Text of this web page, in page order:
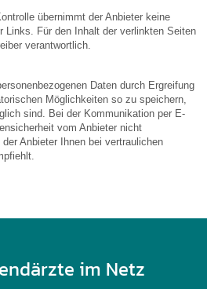
übernimmt der Anbieter keine
Links. Für den Inhalt der verlinkten Seiten
verantwortlich.
Daten durch Ergreifung
Möglichkeiten so zu speichern,
sind. Bei der Kommunikation per E-
vom Anbieter nicht
Anbieter Ihnen bei vertraulichen
im Netz